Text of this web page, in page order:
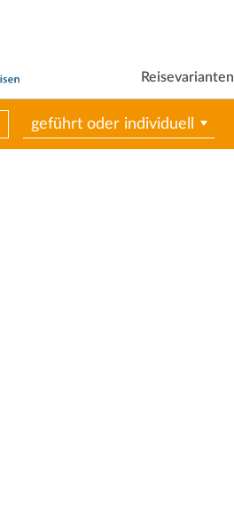
Reisevarianten
geführt oder individuell